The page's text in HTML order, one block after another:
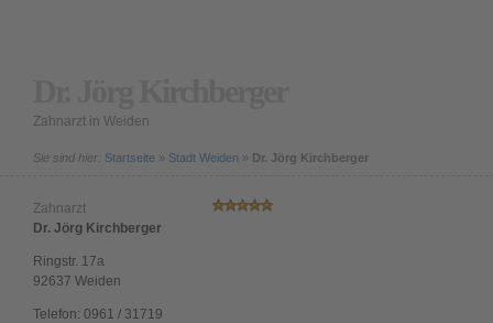
Zahnarzt in Weiden
Sie sind hier: Startseite » Stadt Weiden » Dr. Jörg Kirchberger
Zahnarzt
Dr. Jörg Kirchberger
Ringstr. 17a
92637 Weiden
Telefon: 0961 / 31719